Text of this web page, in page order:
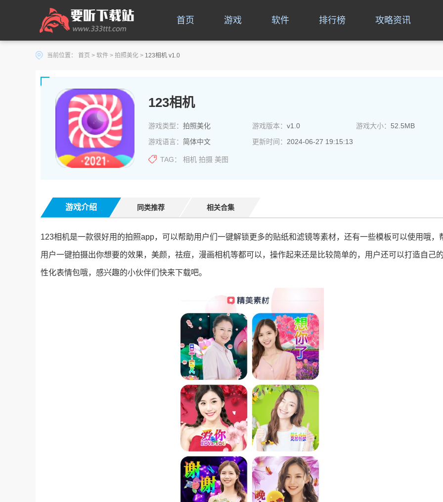
首页 游戏 软件 排行榜 攻略资讯
当前位置： 首页 > 软件 > 拍照美化 > 123相机 v1.0
123相机
游戏类型： 拍照美化 游戏版本： v1.0 游戏大小： 52.5MB
游戏语言： 简体中文 更新时间： 2024-06-27 19:15:13
TAG： 相机 拍摄 美图
游戏介绍 同类推荐 相关合集
123相机是一款很好用的拍照app，可以帮助用户们一键解锁更多的贴纸和滤镜等素材，还有一些模板可以使用哦，
用户一键拍摄出你想要的效果，美颜，祛痘，漫画相机等都可以，操作起来还是比较简单的，用户还可以打造自己
性化表情包哦，感兴趣的小伙伴们快来下载吧。